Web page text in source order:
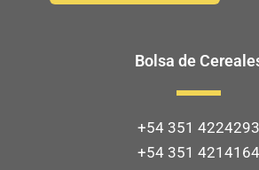
Bolsa de
+54 351 4224293
+54 351 4214164